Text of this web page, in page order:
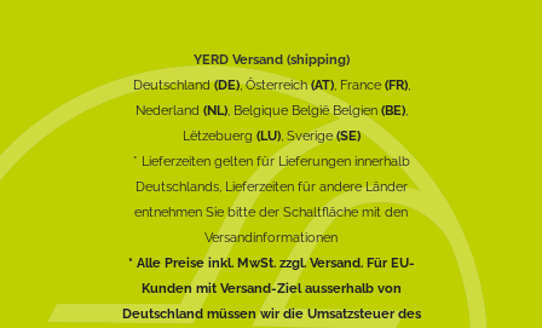
YERD Versand (shipping)
Deutschland(DE), Österreich(AT), France (FR),
Nederland (NL), Belgique België Belgien (BE),
Lëtzebuerg (LU), Sverige(SE)
* Lieferzeiten gelten für Lieferungen innerhalb
Deutschlands, Lieferzeiten für andere Länder
entnehmen Sie bitte der Schaltfläche mit den
Versandinformationen
* Alle Preise inkl. MwSt. zzgl. Versand. Für EU-
Kunden mit Versand-Ziel ausserhalb von
Deutschland müssen wir die Umsatzsteuer des